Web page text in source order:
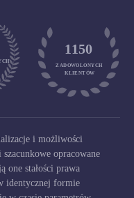
1150
ZADOWOLONYCH
KLIENTÓW
i możliwości
opracowane
one stałości prawa
identycznej formie